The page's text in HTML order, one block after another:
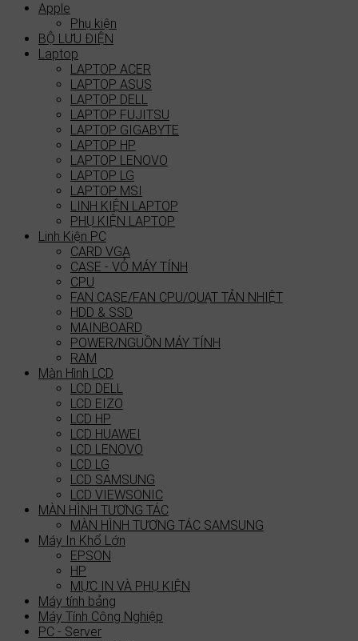
Apple
Phụ kiện
BỘ LƯU ĐIỆN
Laptop
LAPTOP ACER
LAPTOP ASUS
LAPTOP DELL
LAPTOP FUJITSU
LAPTOP GIGABYTE
LAPTOP HP
LAPTOP LENOVO
LAPTOP LG
LAPTOP MSI
LINH KIỆN LAPTOP
PHỤ KIỆN LAPTOP
Linh Kiện PC
CARD VGA
CASE - VỎ MÁY TÍNH
CPU
FAN CASE/FAN CPU/QUẠT TẢN NHIỆT
HDD & SSD
MAINBOARD
POWER/NGUỒN MÁY TÍNH
RAM
Màn Hình LCD
LCD DELL
LCD EIZO
LCD HP
LCD HUAWEI
LCD LENOVO
LCD LG
LCD SAMSUNG
LCD VIEWSONIC
MÀN HÌNH TƯƠNG TÁC
MÀN HÌNH TƯƠNG TÁC SAMSUNG
Máy In Khổ Lớn
EPSON
HP
MỰC IN VÀ PHỤ KIỆN
Máy tính bảng
Máy Tính Công Nghiệp
PC - Server